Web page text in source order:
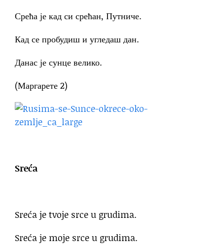
Срећа је кад си срећан, Путниче.
Кад се пробудиш и угледаш дан.
Данас је сунце велико.
(Маргарете 2)
Sreća
Sreća je tvoje srce u grudima.
Sreća je moje srce u grudima.